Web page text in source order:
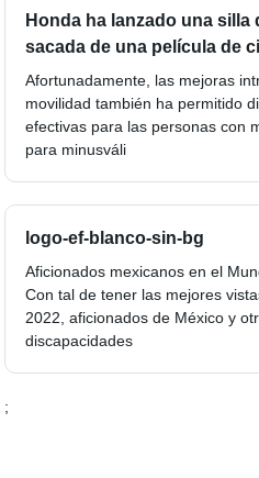
Honda ha lanzado una silla
sacada de una película de
Afortunadamente, las mejoras
movilidad también ha permitido
efectivas para las personas con
para minusváli
logo-ef-blanco-sin-bg
Aficionados mexicanos en el
Con tal de tener las mejores
2022, aficionados de México y
discapacidades
;